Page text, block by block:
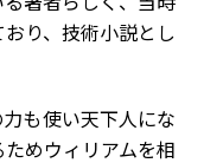
り、技術小説とし
も使い天下人にな
めウィリアムを相